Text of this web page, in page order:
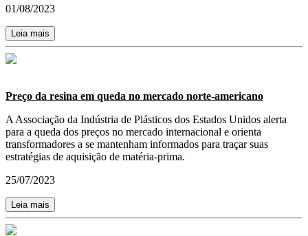
01/08/2023
Leia mais
Preço da resina em queda no mercado norte-americano
A Associação da Indústria de Plásticos dos Estados Unidos alerta
para a queda dos preços no mercado internacional e orienta
transformadores a se mantenham informados para traçar suas
estratégias de aquisição de matéria-prima.
25/07/2023
Leia mais